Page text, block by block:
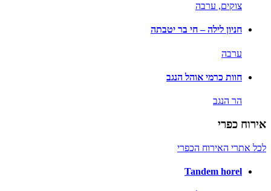
צוקים, ערבה
חניון לילה – חי בר יטבתה
ערבה
חוות כרמי אוהל הנגב
הר הנגב
אירוח כפרי
לכל אתרי האירוח הכפרי
Tandem horel